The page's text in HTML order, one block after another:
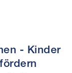
- Kinder